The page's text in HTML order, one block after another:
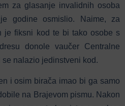
za glasanje invalidnih osoba
godine osmislio. Naime, za
je fiksni kod te bi tako osobe s
donole vaučer Centralne
nalazio jedinstveni kod.
i osim birača imao bi ga samo
na Brajevom pismu. Nakon